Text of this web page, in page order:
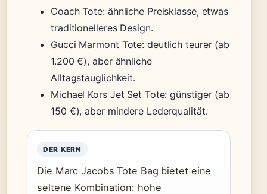
Coach Tote: ähnliche Preisklasse, etwas
traditionelleres Design.
Gucci Marmont Tote: deutlich teurer (ab
1.200 €), aber ähnliche
Alltagstauglichkeit.
Michael Kors Jet Set Tote: günstiger (ab
150 €), aber mindere Lederqualität.
DER KERN
Die Marc Jacobs Tote Bag bietet eine
seltene Kombination: hohe